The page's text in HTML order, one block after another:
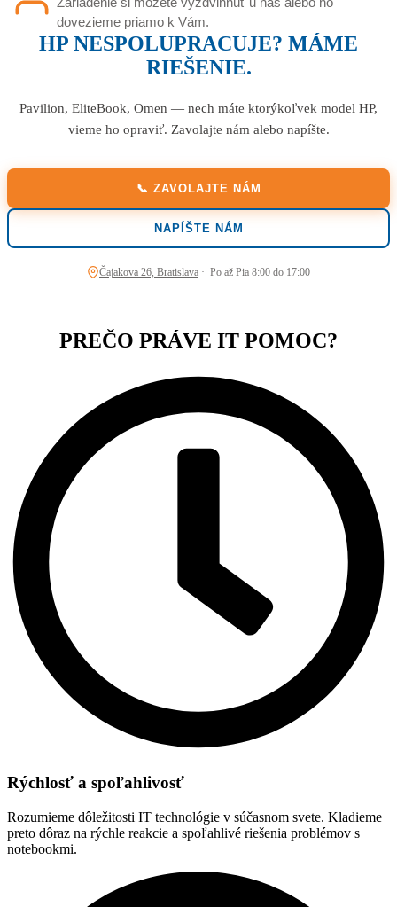
dovezieme priamo k Vám.
HP NESPOLUPRACUJE? MÁME
RIEŠENIE.
Pavilion, EliteBook, Omen — nech máte ktorýkoľvek model HP,
vieme ho opraviť. Zavolajte nám alebo napíšte.
📞 ZAVOLAJTE NÁM
NAPÍŠTE NÁM
Čajakova 26, Bratislava · Po až Pia 8:00 do 17:00
PREČO PRÁVE IT POMOC?
Rýchlosť a spoľahlivosť
Rozumieme dôležitosti IT technológie v súčasnom svete. Kladieme
preto dôraz na rýchle reakcie a spoľahlivé riešenia problémov s
notebookmi.